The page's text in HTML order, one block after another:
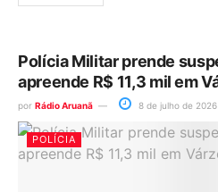
Polícia Militar prende
apreende R$ 11,3 mil em
por Rádio Aruanã 8 de julho de 2026
POLÍCIA